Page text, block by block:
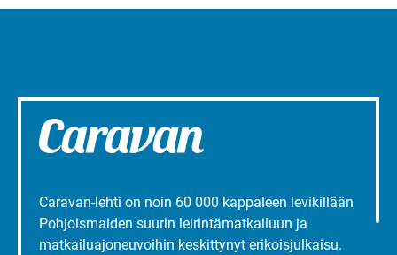
Caravan-lehti on noin 60 000 kappaleen levikillään
Pohjoismaiden suurin leirintämatkailuun ja
matkailuajoneuvoihin keskittynyt erikoisjulkaisu.